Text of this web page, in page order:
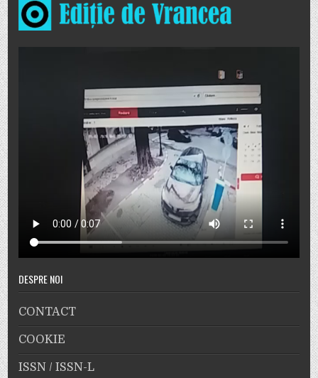
DESPRE NOI
CONTACT
COOKIE
ISSN / ISSN-L